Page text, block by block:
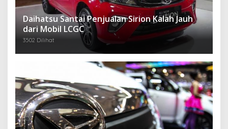
Daihatsu Santai Penjualan Sirion Kalah Jauh
dari Mobil LCGC
3502 Dilihat